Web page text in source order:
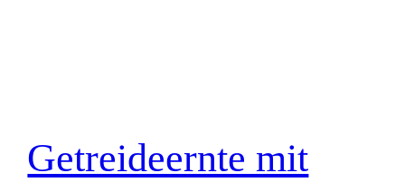
Getreideernte mit